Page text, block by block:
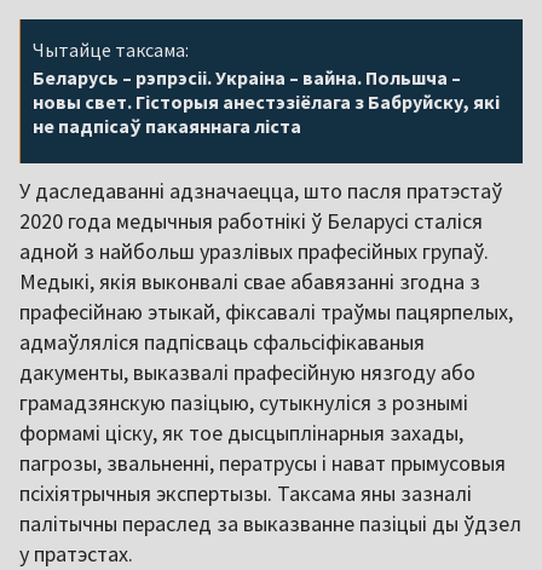
Чытайце таксама:
Беларусь – рэпрэсіі. Украіна – вайна. Польшча –
новы свет. Гісторыя анестэзіёлага з Бабруйску, які
не падпісаў пакаяннага ліста
У даследаванні адзначаецца, што пасля пратэстаў
2020 года медычныя работнікі ў Беларусі сталіся
адной з найбольш уразлівых прафесійных групаў.
Медыкі, якія выконвалі свае абавязанні згодна з
прафесійнаю этыкай, фіксавалі траўмы пацярпелых,
адмаўляліся падпісваць сфальсіфікаваныя
дакументы, выказвалі прафесійную нязгоду або
грамадзянскую пазіцыю, сутыкнуліся з рознымі
формамі ціску, як тое дысцыплінарныя захады,
пагрозы, звальненні, ператрусы і нават прымусовыя
псіхіятрычныя экспертызы. Таксама яны зазналі
палітычны пераслед за выказванне пазіцыі ды ўдзел
у пратэстах.